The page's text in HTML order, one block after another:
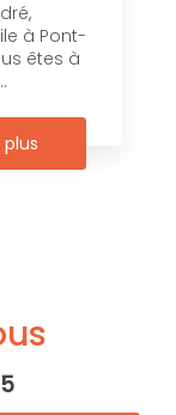
à Pont-
êtes à
plus